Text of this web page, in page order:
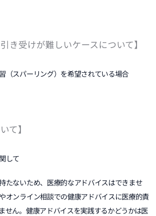
き受けが難しいケースについて】
（スパーリング）を希望されている場合
て】
して
たないため、医療的なアドバイスはできませ
オンライン相談での健康アドバイスに医療的責
せん。健康アドバイスを実践するかどうかは医